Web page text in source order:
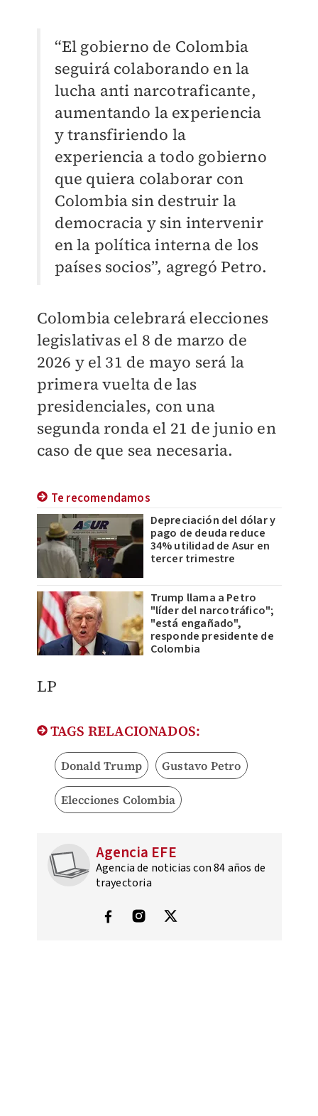
“El gobierno de Colombia
seguirá colaborando en la
lucha anti narcotraficante,
aumentando la experiencia
y transfiriendo la
experiencia a todo gobierno
que quiera colaborar con
Colombia sin destruir la
democracia y sin intervenir
en la política interna de los
países socios”, agregó Petro.
Colombia celebrará elecciones
legislativas el 8 de marzo de
2026 y el 31 de mayo será la
primera vuelta de las
presidenciales, con una
segunda ronda el 21 de junio en
caso de que sea necesaria.
Te recomendamos
Depreciación del dólar y
pago de deuda reduce
34% utilidad de Asur en
tercer trimestre
Trump llama a Petro
"líder del narcotráfico";
"está engañado",
responde presidente de
Colombia
LP
TAGS RELACIONADOS:
Donald Trump Gustavo Petro
Elecciones Colombia
Agencia EFE
Agencia de noticias con 84 años de
trayectoria